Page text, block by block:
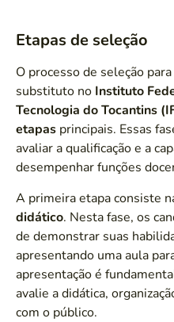
Etapas de seleção
O processo de seleção
substituto no Instituto
Tecnologia do Tocantins
etapas principais. Essas
avaliar a qualificação e a
desempenhar funções
A primeira etapa consiste
didático. Nesta fase, os
de demonstrar suas
apresentando uma aula
apresentação é
avalie a didática,
com o público.